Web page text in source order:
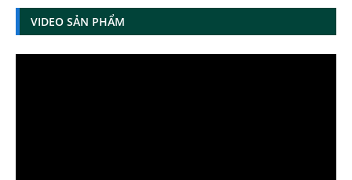
VIDEO SẢN PHẨM